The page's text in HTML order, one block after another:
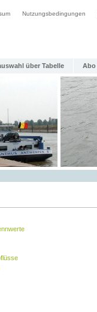
Nutzungsbedingungen
über Tabelle Abo